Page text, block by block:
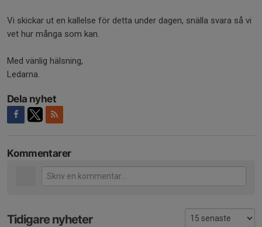
Vi skickar ut en kallelse för detta under dagen, snälla svara så vi
vet hur många som kan.
Med vänlig hälsning,
Ledarna.
Dela nyhet
Kommentarer
Tidigare nyheter